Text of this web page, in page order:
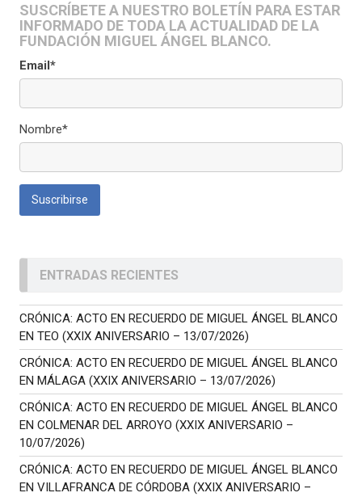
SUSCRÍBETE A NUESTRO BOLETÍN PARA ESTAR
INFORMADO DE TODA LA ACTUALIDAD DE LA
FUNDACIÓN MIGUEL ÁNGEL BLANCO.
Email*
Nombre*
ENTRADAS RECIENTES
CRÓNICA: ACTO EN RECUERDO DE MIGUEL ÁNGEL BLANCO
EN TEO (XXIX ANIVERSARIO – 13/07/2026)
CRÓNICA: ACTO EN RECUERDO DE MIGUEL ÁNGEL BLANCO
EN MÁLAGA (XXIX ANIVERSARIO – 13/07/2026)
CRÓNICA: ACTO EN RECUERDO DE MIGUEL ÁNGEL BLANCO
EN COLMENAR DEL ARROYO (XXIX ANIVERSARIO –
10/07/2026)
CRÓNICA: ACTO EN RECUERDO DE MIGUEL ÁNGEL BLANCO
EN VILLAFRANCA DE CÓRDOBA (XXIX ANIVERSARIO –